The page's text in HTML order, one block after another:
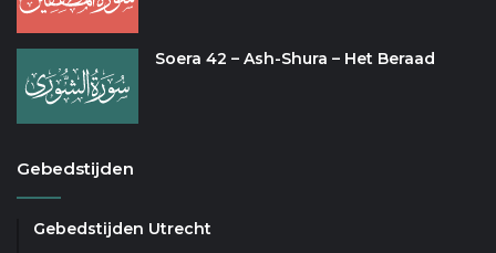
Soera 42 – Ash-Shura – Het Beraad
Gebedstijden
Gebedstijden Utrecht